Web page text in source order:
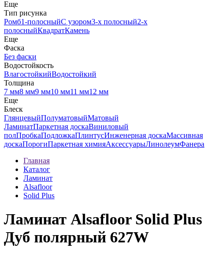
Еще
Тип рисунка
Ромб1-полосныйС узором3-х полосный2-х
полосныйКвадратКамень
Еще
Фаска
Без фаски
Водостойкость
ВлагостойкийВодостойкий
Толщина
7 мм8 мм9 мм10 мм11 мм12 мм
Еще
Блеск
ГлянцевыйПолуматовыйМатовый
ЛаминатПаркетная доскаВиниловый
полПробкаПодложкаПлинтусИнженерная доскаМассивная
доскаПорогиПаркетная химияАксессуарыЛинолеумФанера
Главная
Каталог
Ламинат
Alsafloor
Solid Plus
Ламинат Alsafloor Solid Plus
Дуб полярный 627W